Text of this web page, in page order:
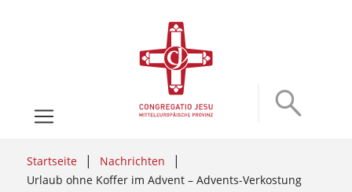
Startseite
Nachrichten
Urlaub ohne Koffer im Advent – Advents-Verkostung